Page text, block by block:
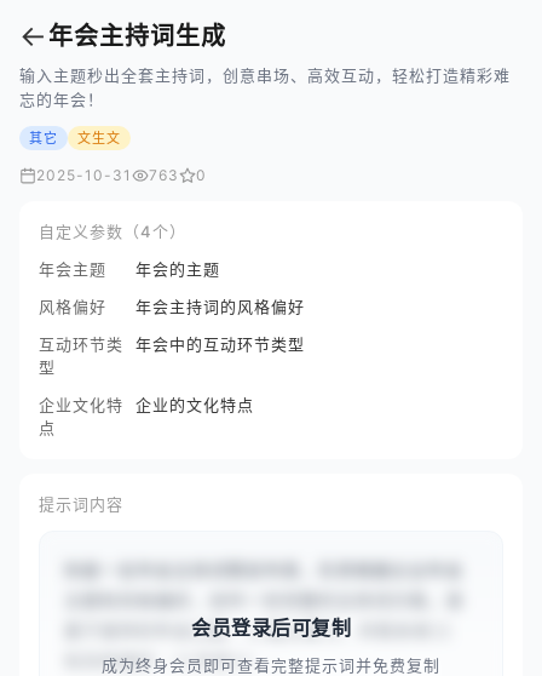
← 年会主持词生成
输入主题秒出全套主持词，创意串场、高效互动，轻松打造精彩难
忘的年会！
其它 文生文
2025-10-31 763 0
自定义参数（4个）
年会主题
年会的主题
风格偏好
年会主持词的风格偏好
互动环节类
型
年会中的互动环节类型
企业文化特
点
企业的文化特点
提示词内容
基于提供的年会主题：{{凝心聚力，共筑未来}}
和风格偏好：{{活泼}}...
会员登录后可复制
成为终身会员即可查看完整提示词并免费复制